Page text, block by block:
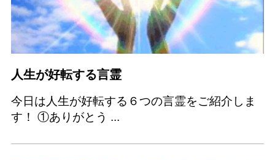
人生が好転する言霊
今日は人生が好転する６つの言霊をご紹介しま
す！ ①ありがとう ...